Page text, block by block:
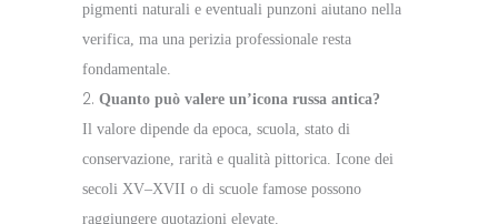
pigmenti naturali e eventuali punzoni aiutano nella
verifica, ma una perizia professionale resta
fondamentale.
Quanto può valere un’icona russa antica?
Il valore dipende da epoca, scuola, stato di
conservazione, rarità e qualità pittorica. Icone dei
secoli XV–XVII o di scuole famose possono
raggiungere quotazioni elevate.